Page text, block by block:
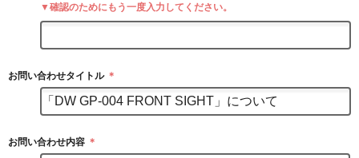
▼確認のためにもう一度入力してください。
お問い合わせタイトル ＊
お問い合わせ内容 ＊